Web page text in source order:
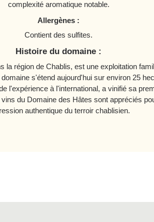
complexité aromatique notable.​
Allergènes :
Contient des sulfites.​
Histoire du domaine :
la région de Chablis, est une exploitation
s'étend aujourd'hui sur environ 25
l'expérience à l'international, a vinifié sa
du Domaine des Hâtes sont appréciés
authentique du terroir chablisien.